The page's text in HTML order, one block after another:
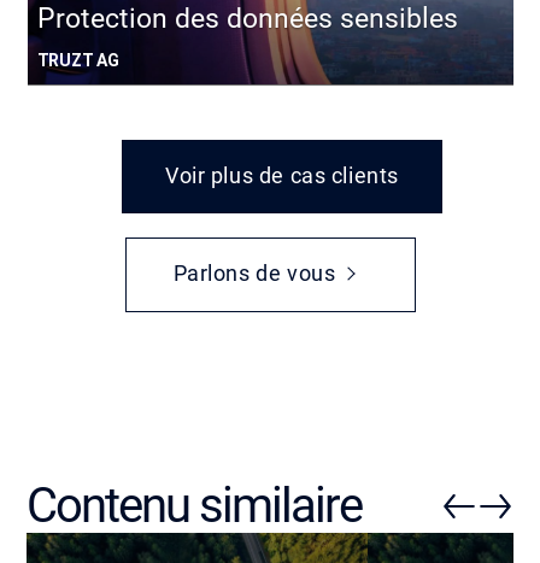
Protection des données sensibles
TRUZT AG
Voir plus de cas clients
Parlons de vous
Contenu similaire